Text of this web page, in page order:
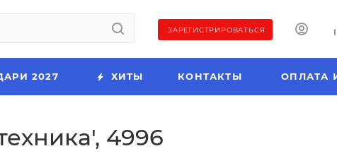
ЗАРЕГИСТРИРОВАТЬСЯ
2027 ХИТЫ КОНТАКТЫ ОПЛАТА
4996